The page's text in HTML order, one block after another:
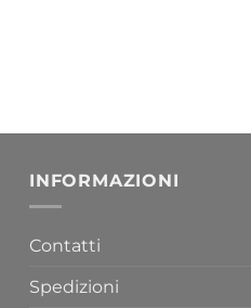
INFORMAZIONI
Contatti
Spedizioni